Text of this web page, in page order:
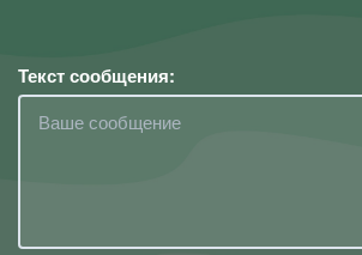
Текст сообщения: